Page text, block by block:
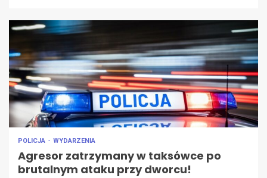
POLICJA WYDARZENIA
Agresor zatrzymany w taksówce po
brutalnym ataku przy dworcu!